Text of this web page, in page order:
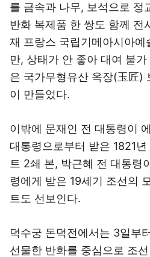
를 금속과 나무, 보석으로 정
반화 복제품 한 쌍도 함께 전
재 프랑스 국립기메아시아예
만, 상태가 안 좋아 대여 불
은 국가무형유산 옥장(玉匠)
이 만들었다.
이밖에 문재인 전 대통령이
대통령으로부터 받은 1821
트 2쇄 본, 박근혜 전 대통령
령에게 받은 19세기 조선의
트도 선보인다.
덕수궁 돈덕전에서는 3일부
선물한 반화를 중심으로 조